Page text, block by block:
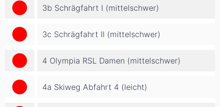
3b Schrägfahrt I (mittelschwer)
3c Schrägfahrt II (mittelschwer)
4 Olympia RSL Damen (mittelschwer)
4a Skiweg Abfahrt 4 (leicht)